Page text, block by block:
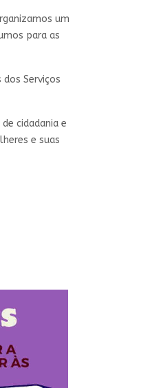
um
para as
Serviços
cidadania e
e suas